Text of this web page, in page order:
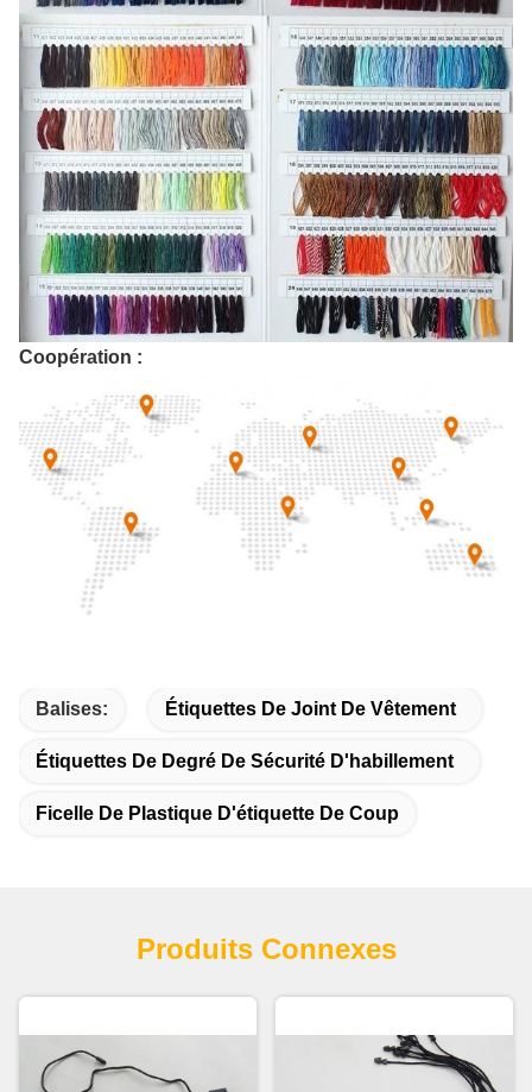
Coopération :
Balises: Étiquettes De Joint De Vêtement
Étiquettes De Degré De Sécurité D'habillement
Ficelle De Plastique D'étiquette De Coup
Produits Connexes